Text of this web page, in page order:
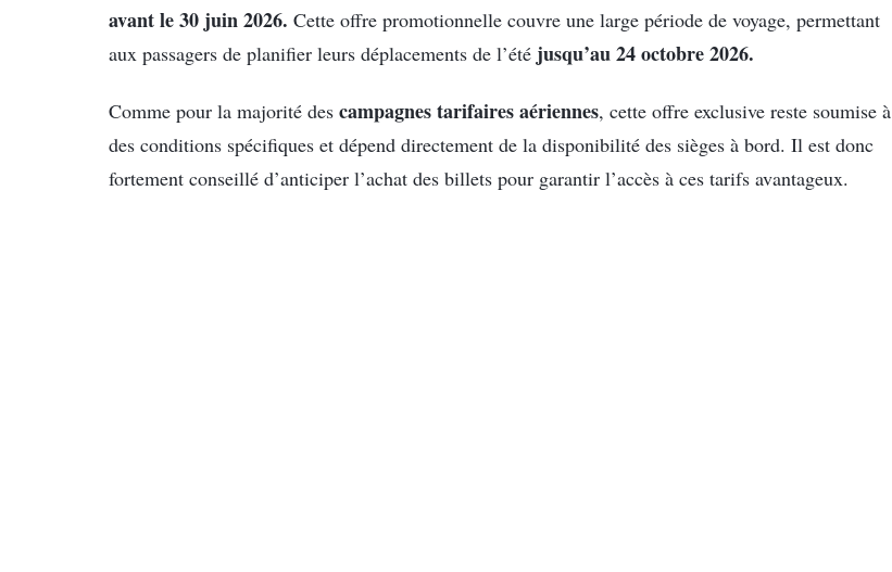
avant le 30 juin 2026. Cette offre promotionnelle couvre une large période de voyage, permettant
aux passagers de planifier leurs déplacements de l’été jusqu’au 24 octobre 2026.
Comme pour la majorité des campagnes tarifaires aériennes, cette offre exclusive reste soumise à
des conditions spécifiques et dépend directement de la disponibilité des sièges à bord. Il est donc
fortement conseillé d’anticiper l’achat des billets pour garantir l’accès à ces tarifs avantageux.